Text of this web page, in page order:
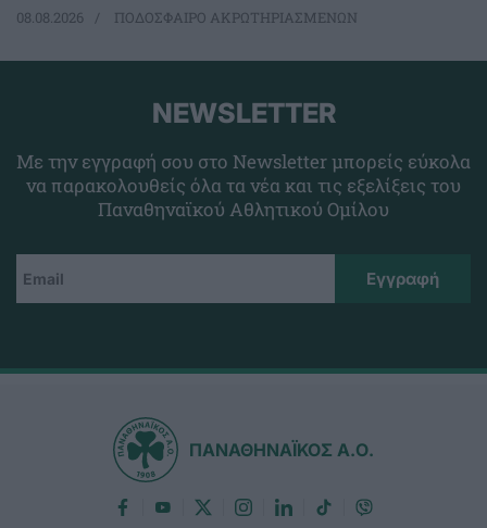
08.08.2026 ΠΟΔΟΣΦΑΙΡΟ ΑΚΡΩΤΗΡΙΑΣΜΕΝΩΝ
NEWSLETTER
Με την εγγραφή σου στο Newsletter μπορείς εύκολα
να παρακολουθείς όλα τα νέα και τις εξελίξεις του
Παναθηναϊκού Αθλητικού Ομίλου
ΠΑΝΑΘΗΝΑΪΚΟΣ Α.Ο.